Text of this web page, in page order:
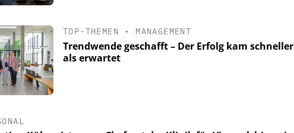
TOP-THEMEN • MANAGEMENT
Trendwende geschafft – Der Erfolg kam schneller
als erwartet